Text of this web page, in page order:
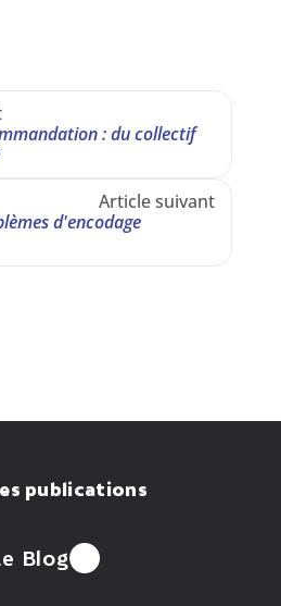
: du collectif
Article suivant
d'encodage
publications
Blog